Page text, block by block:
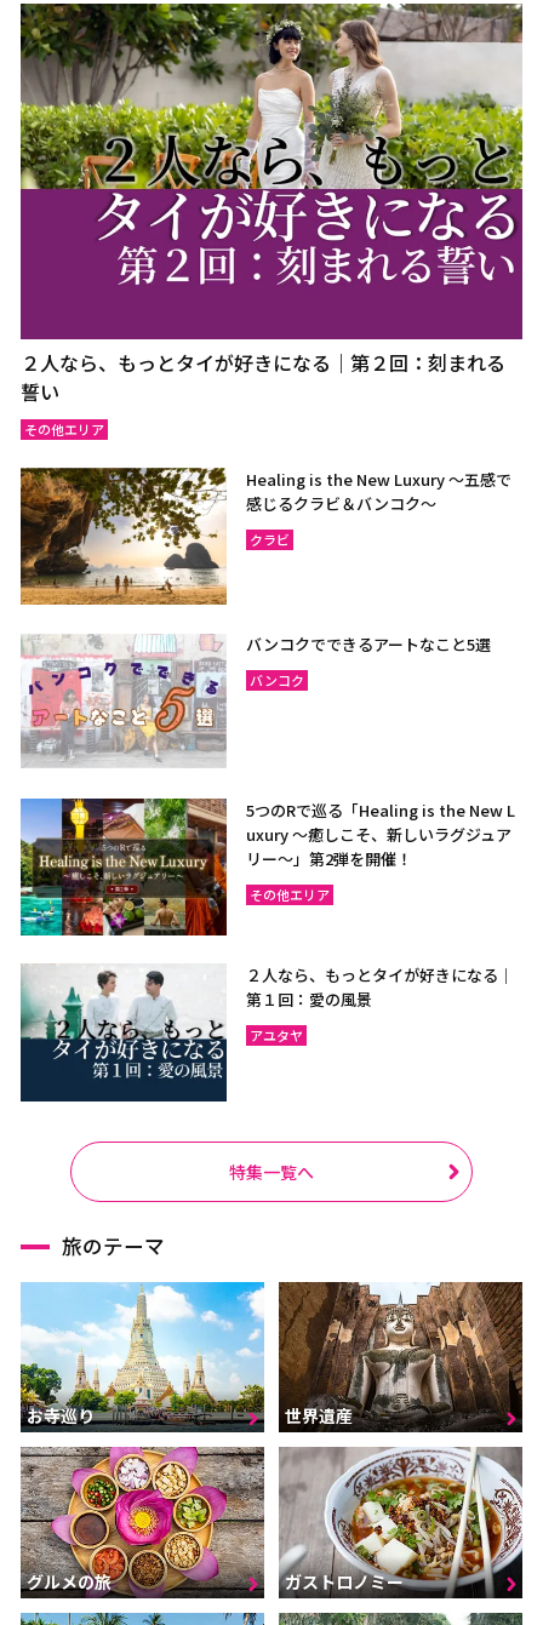
２人なら、もっとタイが好きになる｜第２回：刻まれる
誓い
その他エリア
Healing is the New Luxury ～五感で
感じるクラビ＆バンコク～
クラビ
バンコクでできるアートなこと5選
バンコク
5つのRで巡る「Healing is the New L
uxury ～癒しこそ、新しいラグジュア
リー〜」第2弾を開催！
その他エリア
２人なら、もっとタイが好きになる｜
第１回：愛の風景
アユタヤ
特集一覧へ
旅のテーマ
お寺巡り 世界遺産
グルメの旅 ガストロノミー